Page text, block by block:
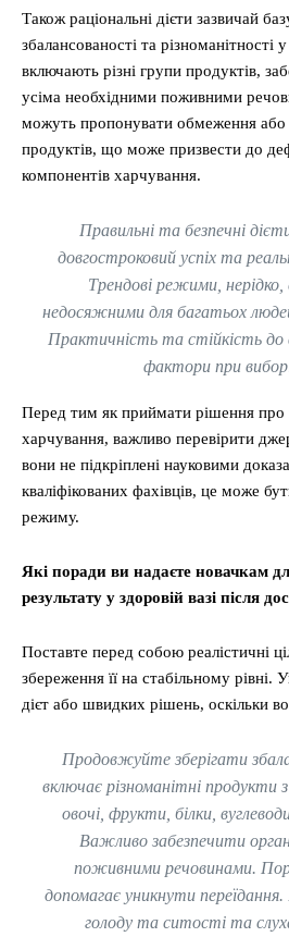
Також раціональні дієти зазвичай
збалансованості та різноманітності
включають різні групи продуктів,
усіма необхідними поживними
можуть пропонувати обмеження або
продуктів, що може призвести до
компонентів харчування.
Правильні та безпечні
довгостроковий успіх та
Трендові режими,
недосяжними для багатьох
Практичність та стійкість до
фактори при
Перед тим як приймати рішення про
харчування, важливо перевірити
вони не підкріплені науковими
кваліфікованих фахівців, це може
режиму.
Які поради ви надаєте новачкам
результату у здоровій вазі після
Поставте перед собою реалістичні
збереження її на стабільному рівні.
дієт або швидких рішень, оскільки
Продовжуйте зберігати
включає різноманітні продукти
овочі, фрукти, білки,
Важливо забезпечити
поживними речовинами.
допомагає уникнути переїдання.
голоду та ситості та